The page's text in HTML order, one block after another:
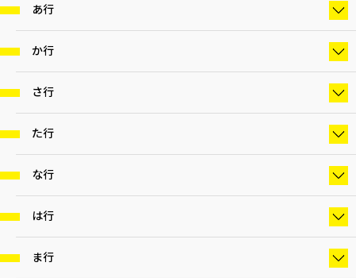
あ行
か行
さ行
た行
な行
は行
ま行